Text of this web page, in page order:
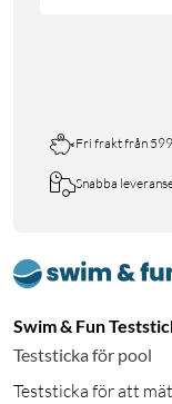
Fri frakt från
Snabba
Swim & Fun
Teststicka för pool
Teststicka för att